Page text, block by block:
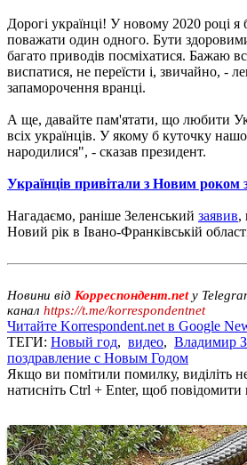
Дорогі українці! У новому 2020 році
поважати один одного. Бути
багато приводів посміхатися. Бажаю
виспатися, не переїсти і, звичайно, -
запаморочення вранці.
А ще, давайте пам'ятати, що любити
всіх українців. У якому б куточку
народилися", - сказав президент.
Українців привітали з Новим роком
Нагадаємо, раніше Зеленський заявив,
Новий рік в Івано-Франківській
Новини від Корреспондент.netу
канал https://t.me/korrespondentnet
Читайте Korrespondent.net в Google
ТЕГИ: Новый год, видео, Владимир
поздравление с Новым Годом
Якщо ви помітили помилку, виділіть
натисніть Ctrl + Enter, щоб повідомити